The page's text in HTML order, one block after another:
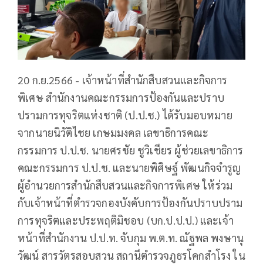
20 ก.ย.2566 - เจ้าหน้าที่สำนักสืบสวนและกิจการ
พิเศษ สำนักงานคณะกรรมการป้องกันและปราบ
ปรามการทุจริตแห่งชาติ (ป.ป.ช.) ได้รับมอบหมาย
จากนายนิวัติไชย เกษมมงคล เลขาธิการคณะ
กรรมการ ป.ป.ช. นายศรชัย ชูวิเชียร ผู้ช่วยเลขาธิการ
คณะกรรมการ ป.ป.ช. และนายพิศิษฐ์ พัฒนกิจจำรูญ
ผู้อำนวยการสำนักสืบสวนและกิจการพิเศษ ให้ร่วม
กับเจ้าหน้าที่ตำรวจกองบังคับการป้องกันปราบปราม
การทุจริตและประพฤติมิชอบ (บก.ป.ป.ป.) และเจ้า
หน้าที่สำนักงาน ป.ป.ท. จับกุม พ.ต.ท. ณัฐพล พงษานุ
วัฒน์ สารวัตรสอบสวน สถานีตำรวจภูธรโคกสำโรง ใน